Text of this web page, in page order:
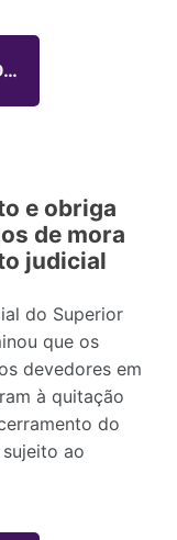
e obriga
de mora
judicial
do Superior
que os
devedores em
à quitação
do
ao